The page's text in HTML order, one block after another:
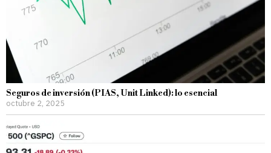
Seguros de inversión (PIAS, Unit Linked): lo esencial
octubre 2, 2025